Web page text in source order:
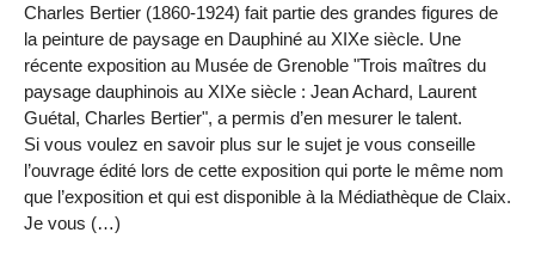
Charles Bertier (1860-1924) fait partie des grandes figures de
la peinture de paysage en Dauphiné au XIXe siècle. Une
récente exposition au Musée de Grenoble "Trois maîtres du
paysage dauphinois au XIXe siècle : Jean Achard, Laurent
Guétal, Charles Bertier", a permis d’en mesurer le talent.
Si vous voulez en savoir plus sur le sujet je vous conseille
l’ouvrage édité lors de cette exposition qui porte le même nom
que l’exposition et qui est disponible à la Médiathèque de Claix.
Je vous (…)